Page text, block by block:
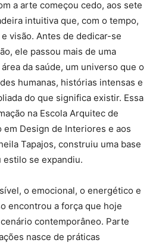
a arte começou cedo, aos sete
intuitiva que, com o tempo,
visão. Antes de dedicar-se
ele passou mais de uma
da saúde, um universo que o
humanas, histórias intensas e
do que significa existir. Essa
na Escola Arquitec de
em Design de Interiores e aos
Tapajos, construiu uma base
estilo se expandiu.
o emocional, o energético e
encontrou a força que hoje
contemporâneo. Parte
nasce de práticas